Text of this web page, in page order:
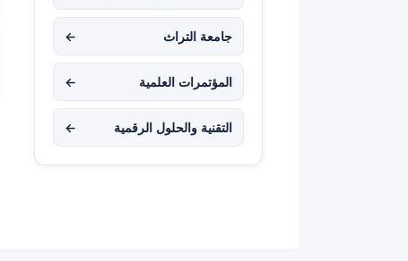
جامعة التراث ←
المؤتمرات العلمية ←
التقنية والحلول الرقمية ←